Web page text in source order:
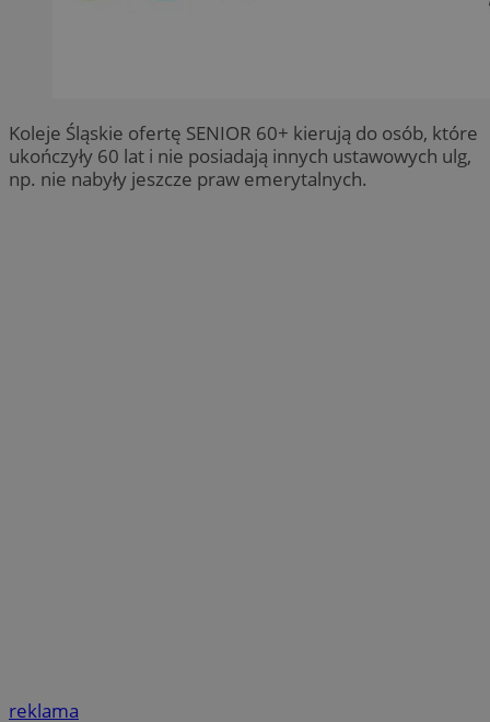
Koleje Śląskie ofertę SENIOR 60+ kierują do osób, które
ukończyły 60 lat i nie posiadają innych ustawowych ulg,
np. nie nabyły jeszcze praw emerytalnych.
reklama